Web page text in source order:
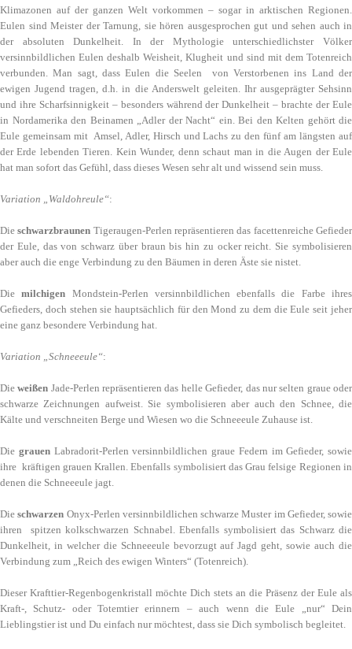
Klimazonen auf der ganzen Welt vorkommen – sogar in arktischen Regionen.
Eulen sind Meister der Tarnung, sie hören ausgesprochen gut und sehen auch in
der absoluten Dunkelheit. In der Mythologie unterschiedlichster Völker
versinnbildlichen Eulen deshalb Weisheit, Klugheit und sind mit dem Totenreich
verbunden. Man sagt, dass Eulen die Seelen von Verstorbenen ins Land der
ewigen Jugend tragen, d.h. in die Anderswelt geleiten. Ihr ausgeprägter Sehsinn
und ihre Scharfsinnigkeit – besonders während der Dunkelheit – brachte der Eule
in Nordamerika den Beinamen „Adler der Nacht“ ein. Bei den Kelten gehört die
Eule gemeinsam mit Amsel, Adler, Hirsch und Lachs zu den fünf am längsten auf
der Erde lebenden Tieren. Kein Wunder, denn schaut man in die Augen der Eule
hat man sofort das Gefühl, dass dieses Wesen sehr alt und wissend sein muss.
Variation „Waldohreule“:
Dieschwarzbraunen Tigeraugen-Perlen repräsentieren das facettenreiche Gefieder
der Eule, das von schwarz über braun bis hin zu ocker reicht. Sie symbolisieren
aber auch die enge Verbindung zu den Bäumen in deren Äste sie nistet.
Diemilchigen Mondstein-Perlen versinnbildlichen ebenfalls die Farbe ihres
Gefieders, doch stehen sie hauptsächlich für den Mond zu dem die Eule seit jeher
eine ganz besondere Verbindung hat.
Variation „Schneeeule“:
Dieweißen Jade-Perlen repräsentieren das helle Gefieder, das nur selten graue oder
schwarze Zeichnungen aufweist. Sie symbolisieren aber auch den Schnee, die
Kälte und verschneiten Berge und Wiesen wo die Schneeeule Zuhause ist.
Die grauen Labradorit-Perlen versinnbildlichen graue Federn im Gefieder, sowie
ihre kräftigen grauen Krallen. Ebenfalls symbolisiert das Grau felsige Regionen in
denen die Schneeeule jagt.
Dieschwarzen Onyx-Perlen versinnbildlichen schwarze Muster im Gefieder, sowie
ihren spitzen kolkschwarzen Schnabel. Ebenfalls symbolisiert das Schwarz die
Dunkelheit, in welcher die Schneeeule bevorzugt auf Jagd geht, sowie auch die
Verbindung zum „Reich des ewigen Winters“ (Totenreich).
Dieser Krafttier-Regenbogenkristall möchte Dich stets an die Präsenz der Eule als
Kraft-, Schutz- oder Totemtier erinnern – auch wenn die Eule „nur“ Dein
Lieblingstier ist und Du einfach nur möchtest, dass sie Dich symbolisch begleitet.